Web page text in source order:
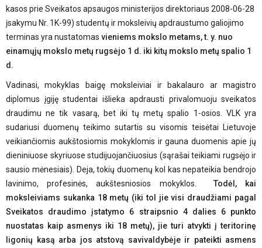
kasos prie Sveikatos apsaugos ministerijos direktoriaus 2008-06-28
įsakymu Nr. 1K-99) studentų ir moksleivių apdraustumo galiojimo
terminas yra nustatomas vieniems mokslo metams, t. y. nuo
einamųjų mokslo metų rugsėjo 1 d. iki kitų mokslo metų spalio 1
d.
Vadinasi, mokyklas baigę moksleiviai ir bakalauro ar magistro
diplomus įgiję studentai išlieka apdrausti privalomuoju sveikatos
draudimu ne tik vasarą, bet iki tų metų spalio 1-osios. VLK yra
sudariusi duomenų teikimo sutartis su visomis teisėtai Lietuvoje
veikiančiomis aukštosiomis mokyklomis ir gauna duomenis apie jų
dieniniuose skyriuose studijuojančiuosius (sąrašai teikiami rugsėjo ir
sausio mėnesiais). Deja, tokių duomenų kol kas nepateikia bendrojo
lavinimo, profesinės, aukštesniosios mokyklos. Todėl, kai
moksleiviams sukanka 18 metų (iki tol jie visi draudžiami pagal
Sveikatos draudimo įstatymo 6 straipsnio 4 dalies 6 punkto
nuostatas kaip asmenys iki 18 metų), jie turi atvykti į teritorinę
ligonių kasą arba jos atstovą savivaldybėje ir pateikti asmens